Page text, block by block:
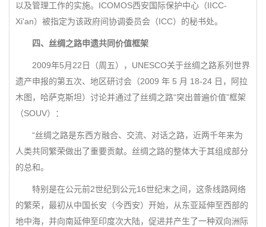
以及管理工作的实施。ICOMOS西安国际保护中心（IICC-
Xi'an）被指定为该政府间协调委员会（ICC）的秘书处。
四、丝绸之路申遗共同价值框架
2009年5月22日（周五），UNESCO关于丝绸之路系列世界
遗产申报的第五次、地区研讨会（2009 年 5 月 18-24 日，阿拉
木图，哈萨克斯坦）讨论并通过了丝绸之路“突出普遍价值”框架
（SOUV）：
“丝绸之路是东西方融合、交流、对话之路，近两千年来为
人类共同繁荣做出了重要贡献。丝绸之路的整体大于其组成部分
的总和。
特别是在公元前2世纪到公元16世纪末之间，这条线路网络
的繁荣，最初从中国长安（今西安）开始，从东亚延伸至西部的
地中海，并向南延伸至印度次大陆，促进并产生了一种双向洲际